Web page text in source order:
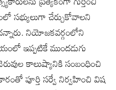
సభ్యులుగా చేర్చుకోవాలని
నియోజకవర్గంలోని
ఇప్పటికే ముందడుగు
కాలుష్యానికి సంబంధించి
పూర్తి సర్వే నిర్వహించి విష